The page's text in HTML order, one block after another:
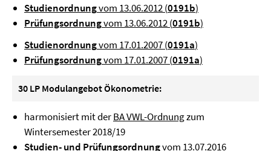
Studienordnungvom 13.06.2012 (0191b)
Prüfungsordnungvom 13.06.2012 (0191b)
Studienordnungvom 17.01.2007 (0191a)
Prüfungsordnungvom 17.01.2007 (0191a)
30 LP Modulangebot Ökonometrie:
harmonisiert mit derBA VWL-Ordnungzum
Wintersemester 2018/19
Studien- und Prüfungsordnungvom 13.07.2016